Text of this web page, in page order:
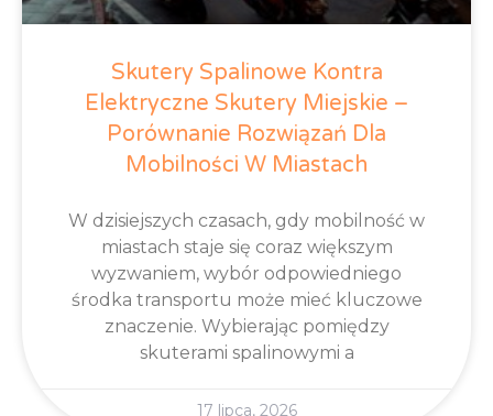
Skutery Spalinowe Kontra
Elektryczne Skutery Miejskie –
Porównanie Rozwiązań Dla
Mobilności W Miastach
W dzisiejszych czasach, gdy mobilność w
miastach staje się coraz większym
wyzwaniem, wybór odpowiedniego
środka transportu może mieć kluczowe
znaczenie. Wybierając pomiędzy
skuterami spalinowymi a
17 lipca, 2026